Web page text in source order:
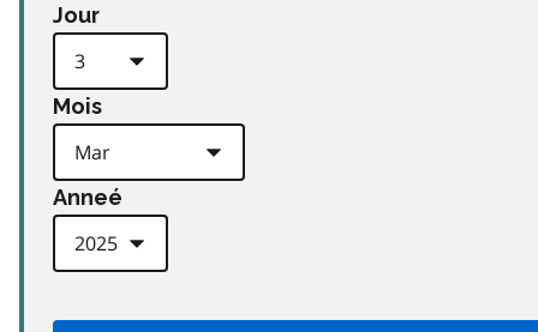
Jour
Mois
Anneé